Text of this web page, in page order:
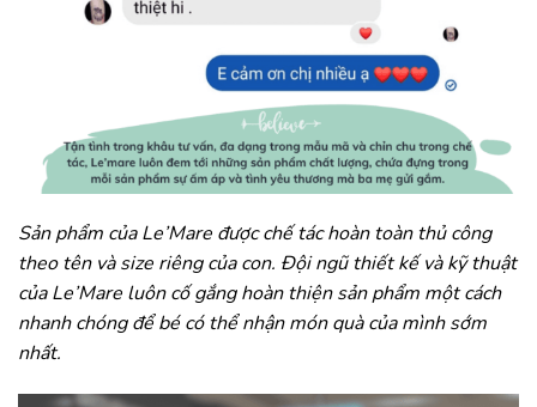
Sản phẩm của Le’Mare được chế tác hoàn toàn thủ công
theo tên và size riêng của con. Đội ngũ thiết kế và kỹ thuật
của Le’Mare luôn cố gắng hoàn thiện sản phẩm một cách
nhanh chóng để bé có thể nhận món quà của mình sớm
nhất.